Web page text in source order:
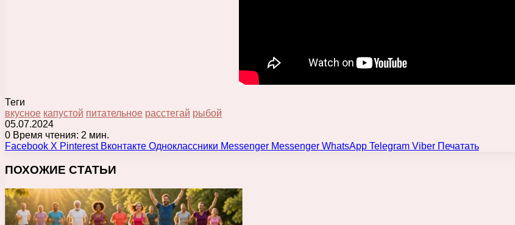
Теги
вкусное капустой питательное расстегай рыбой
05.07.2024
0 Время чтения: 2 мин.
Facebook X Pinterest Вконтакте Одноклассники Messenger Messenger WhatsApp Telegram Viber Печатать
ПОХОЖИЕ СТАТЬИ